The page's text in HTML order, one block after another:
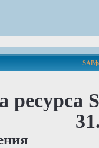
ресурса